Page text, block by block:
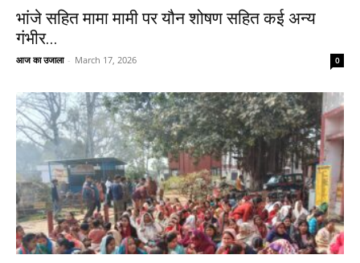
भांजे सहित मामा मामी पर यौन शोषण सहित कई अन्य
गंभीर...
आज का उजाला - March 17, 2026 0